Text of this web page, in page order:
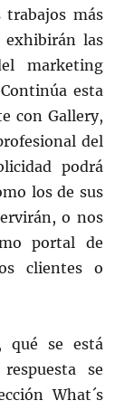
trabajos más
exhibirán las
marketing
esta
con Gallery,
del
podrá
los de sus
o nos
portal de
clientes o
qué se está
se
What´s